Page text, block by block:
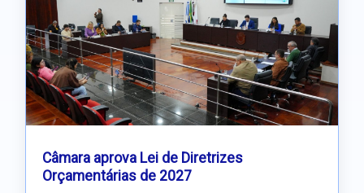
Câmara aprova Lei de Diretrizes
Orçamentárias de 2027